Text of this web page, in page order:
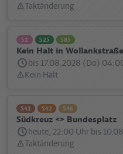
Statusmeldung:
Taktänderung
S1 S25 S85
Kein Halt in
bis 17.08.2028 (Do)
Statusmeldung:
Kein Halt
S41 S42 S46
Südkreuz <> Bundesplatz
heute, 22:00 Uhr bis
Statusmeldung:
Taktänderung